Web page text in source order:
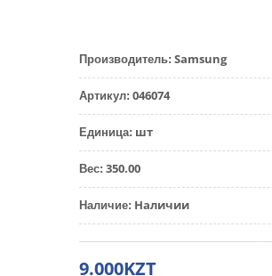
Производитель: Samsung
Артикул: 046074
Единица: шт
Вес: 350.00
Наличие: Наличии
9.000KZT